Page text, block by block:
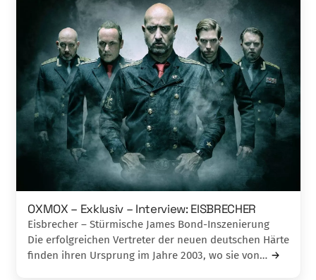
OXMOX – Exklusiv – Interview: EISBRECHER
Eisbrecher – Stürmische James Bond-Inszenierung
Die erfolgreichen Vertreter der neuen deutsch­en Härte
finden ihren Ursprung im Jahre 2003, wo sie von…